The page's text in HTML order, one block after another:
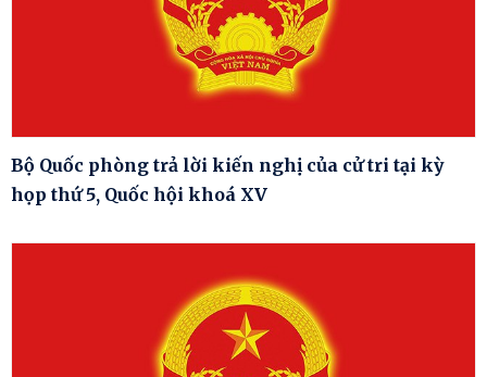
Bộ Quốc phòng trả lời kiến nghị của cử tri tại kỳ
họp thứ 5, Quốc hội khoá XV